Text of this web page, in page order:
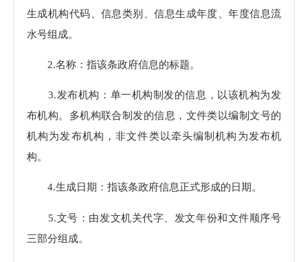
生成机构代码、信息类别、信息生成年度、年度信息流
水号组成。
2.名称：指该条政府信息的标题。
3.发布机构：单一机构制发的信息，以该机构为发
布机构。多机构联合制发的信息，文件类以编制文号的
机构为发布机构，非文件类以牵头编制机构为发布机
构。
4.生成日期：指该条政府信息正式形成的日期。
5.文号：由发文机关代字、发文年份和文件顺序号
三部分组成。